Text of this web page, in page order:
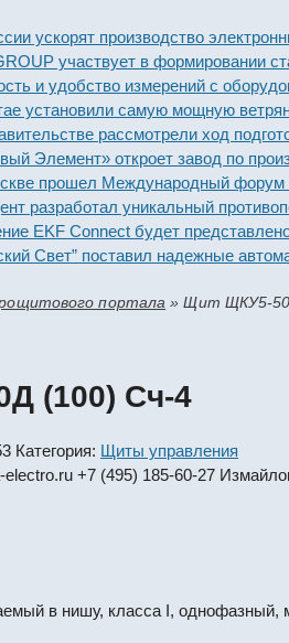
В России ускорят производство
IEK GROUP участвует в
Точность и удобство измерений с
В Китае установили самую мощную
В Правительстве рассмотрели ход
«Первый Элемент» откроет завод
В Москве прошел Международный
Студент разработал уникальный
Решение EKF Connect будет
“Русский Свет” поставил
портала »Щит ЩКУ5-
(100) Сч-4
Категория: Щиты управления
electro.ru +7 (495) 185-60-27
в нишу, класса I, однофазный,